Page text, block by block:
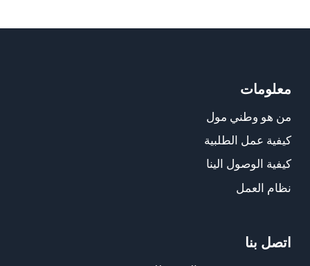
معلومات
من هو وطني مول
كيفية عمل الطلبية
كيفية الوصول الينا
نظام العمل
اتصل بنا